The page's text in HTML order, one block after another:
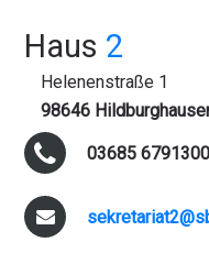
Haus 2
Helenenstraße 1
98646
03685 6791300